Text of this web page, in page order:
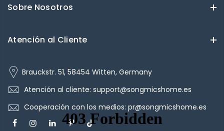
Sobre Nosotros
Atención al Cliente
Brauckstr. 51, 58454 Witten, Germany
Atención al cliente: support@songmicshome.es
Cooperación con los medios: pr@songmicshome.es